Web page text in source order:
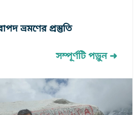
ভ্রমণের প্রস্তুতি
সম্পূর্ণটি পড়ুন ➜